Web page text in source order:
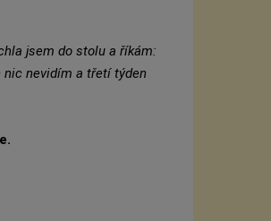
jsem do stolu a říkám:
nic nevidím a třetí týden